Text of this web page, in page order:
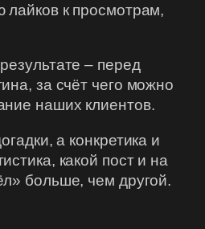
лайков к просмотрам,
– перед
за счёт чего можно
наших клиентов.
а конкретика и
какой пост и на
больше, чем другой.